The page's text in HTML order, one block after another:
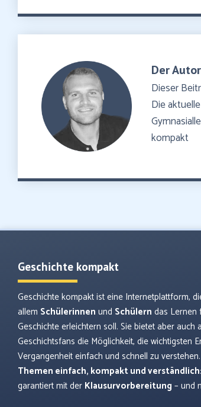
Der Autor
Dieser
Die
kompakt
Geschichte kompakt
Geschichte kompakt ist eine Internetplattform,
allem Schülerinnen und Schülern das Lernen
Geschichte erleichtern soll. Sie bietet aber auch
Geschichtsfans die Möglichkeit, die wichtigsten
Vergangenheit einfach und schnell zu
Themen einfach, kompakt und verständlich
garantiert mit der Klausurvorbereitung – und